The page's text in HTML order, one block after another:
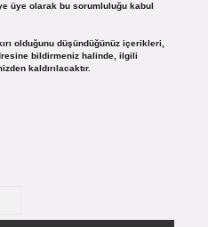
üye olarak bu sorumluluğu kabul
olduğunu düşündüğünüz içerikleri,
bildirmeniz halinde, ilgili
kaldırılacaktır.